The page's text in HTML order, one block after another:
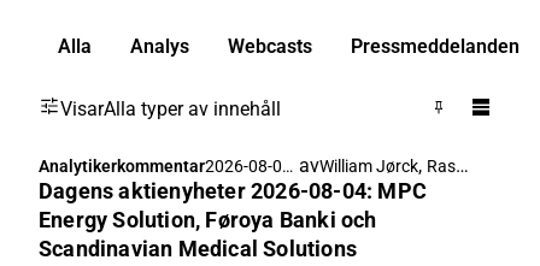
Alla Analys Webcasts Pressmeddelanden
VisarAlla typer av innehåll
Analytikerkommentar2026-08-05
06:51
avWilliam Jørck, Rasmus Køjborg
Dagens aktienyheter 2026-08-04: MPC
Energy Solution, Føroya Banki och
Scandinavian Medical Solutions